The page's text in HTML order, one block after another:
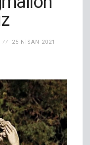
25 NISAN 2021